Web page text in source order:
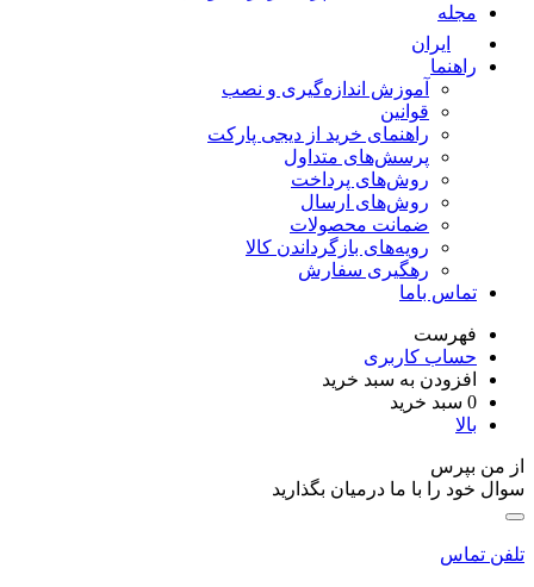
مجله
ایران
راهنما
آموزش اندازه‌گیری و نصب
قوانین
راهنمای خرید از دیجی پارکت
پرسش‌های متداول
روش‌های پرداخت
روش‌های ارسال
ضمانت محصولات
رویه‌های بازگرداندن کالا
رهگیری سفارش
تماس باما
فهرست
حساب کاربری
افزودن به سبد خرید
0 سبد خرید
بالا
از من بپرس
سوال خود را با ما درمیان بگذارید
تلفن تماس